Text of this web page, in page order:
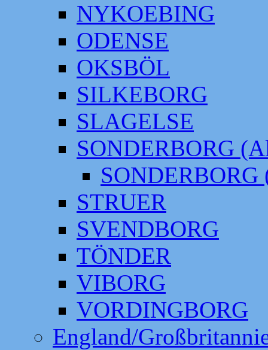
NYKOEBING
ODENSE
OKSBÖL
SILKEBORG
SLAGELSE
SONDERBORG
SONDERBORG
STRUER
SVENDBORG
TÖNDER
VIBORG
VORDINGBORG
England/